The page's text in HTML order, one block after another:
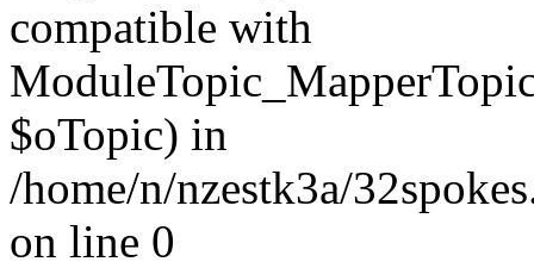
compatible with
$oTopic) in
/home/n/nzestk3a/
on line 0